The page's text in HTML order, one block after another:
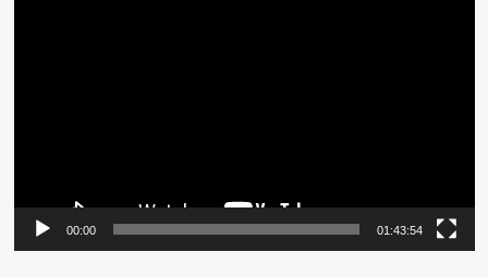
00:00 01:43:54